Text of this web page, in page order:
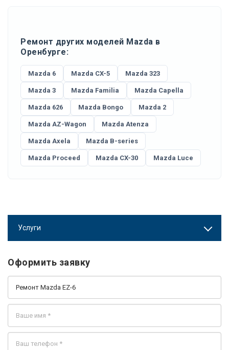
Ремонт других моделей Mazda в
Оренбурге:
Mazda 6 Mazda CX-5 Mazda 323
Mazda 3 Mazda Familia Mazda Capella
Mazda 626 Mazda Bongo Mazda 2
Mazda AZ-Wagon Mazda Atenza
Mazda Axela Mazda B-series
Mazda Proceed Mazda CX-30 Mazda Luce
Услуги
Оформить заявку